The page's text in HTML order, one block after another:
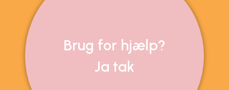
Brug for hjælp?
Ja tak